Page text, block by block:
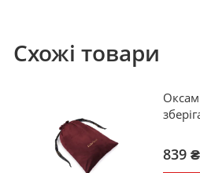
Схожі товари
Oblong
839 ₴